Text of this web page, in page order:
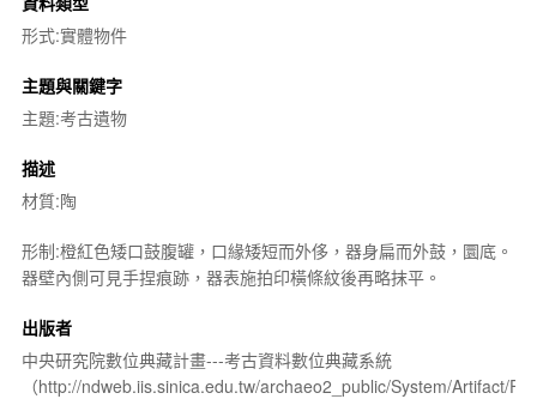
形式:實體物件
主題與關鍵字
主題:考古遺物
描述
材質:陶
形制:橙紅色矮口鼓腹罐，口緣矮短而外侈，器身扁而外鼓，圜底。
器壁內側可見手捏痕跡，器表施拍印橫條紋後再略抹平。
出版者
中央研究院數位典藏計畫---考古資料數位典藏系統
（http://ndweb.iis.sinica.edu.tw/archaeo2_public/System/Artifact/